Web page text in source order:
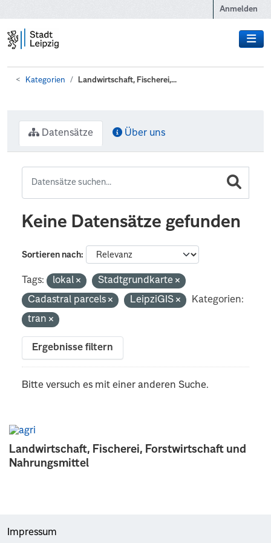
Anmelden
Kategorien Landwirtschaft, Fischerei,...
Landwirtschaft, Fischerei, Forstwirtschaft und
Nahrungsmittel
Datensätze Über uns
Keine Datensätze gefunden
Sortieren nach
Tags: lokal
Stadtgrundkarte
Cadastral parcels
LeipziGIS
Kategorien:
tran
Ergebnisse filtern
Bitte versuch es mit einer anderen Suche.
Impressum